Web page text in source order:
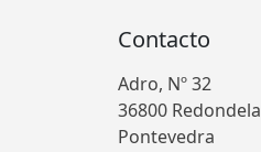
Contacto
Adro, Nº 32
36800 Redondela
Pontevedra